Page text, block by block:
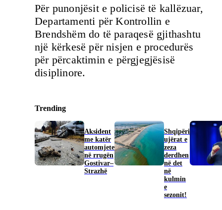
Për punonjësit e policisë të kallëzuar,
Departamenti për Kontrollin e
Brendshëm do të paraqesë gjithashtu
një kërkesë për nisjen e procedurës
për përcaktimin e përgjegjësisë
disiplinore.
Trending
Aksident
me katër
automjete
në rrugën
Gostivar–
Strazhë
Shqipëri
ujërat e
zeza
derdhen
në det
në
kulmin
e
sezonit!